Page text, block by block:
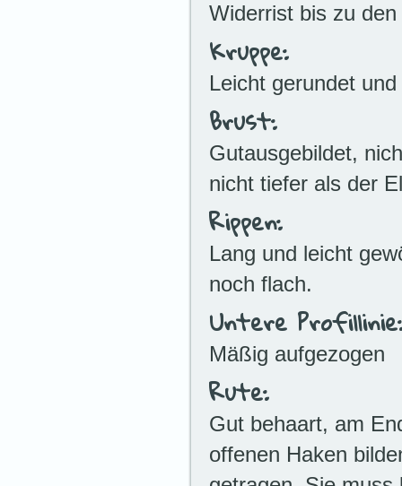
Widerrist bis zu
Kruppe:
Leicht gerundet
Brust:
Gutausgebildet,
nicht tiefer als der
Rippen:
Lang und leicht
noch flach.
Untere
Mäßig aufgezogen
Rute:
Gut behaart, am
offenen Haken